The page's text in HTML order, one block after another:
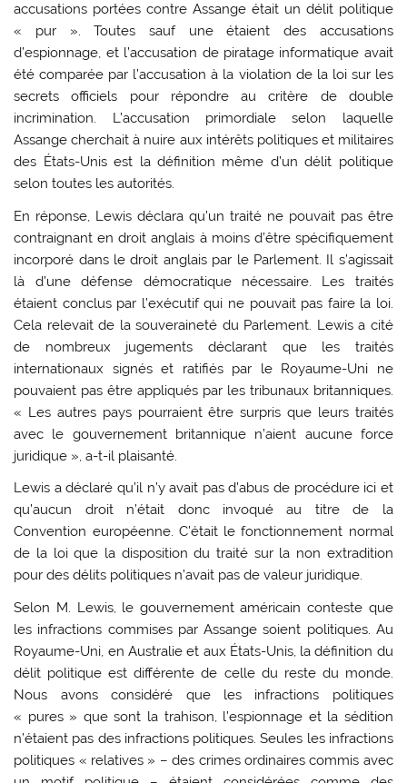
accusations portées contre Assange était un délit politique
« pur ». Toutes sauf une étaient des accusations
d’espionnage, et l’accusation de piratage informatique avait
été comparée par l’accusation à la violation de la loi sur les
secrets officiels pour répondre au critère de double
incrimination. L’accusation primordiale selon laquelle
Assange cherchait à nuire aux intérêts politiques et militaires
des États-Unis est la définition même d’un délit politique
selon toutes les autorités.
En réponse, Lewis déclara qu’un traité ne pouvait pas être
contraignant en droit anglais à moins d’être spécifiquement
incorporé dans le droit anglais par le Parlement. Il s’agissait
là d’une défense démocratique nécessaire. Les traités
étaient conclus par l’exécutif qui ne pouvait pas faire la loi.
Cela relevait de la souveraineté du Parlement. Lewis a cité
de nombreux jugements déclarant que les traités
internationaux signés et ratifiés par le Royaume-Uni ne
pouvaient pas être appliqués par les tribunaux britanniques.
« Les autres pays pourraient être surpris que leurs traités
avec le gouvernement britannique n’aient aucune force
juridique », a-t-il plaisanté.
Lewis a déclaré qu’il n’y avait pas d’abus de procédure ici et
qu’aucun droit n’était donc invoqué au titre de la
Convention européenne. C’était le fonctionnement normal
de la loi que la disposition du traité sur la non extradition
pour des délits politiques n’avait pas de valeur juridique.
Selon M. Lewis, le gouvernement américain conteste que
les infractions commises par Assange soient politiques. Au
Royaume-Uni, en Australie et aux États-Unis, la définition du
délit politique est différente de celle du reste du monde.
Nous avons considéré que les infractions politiques
« pures » que sont la trahison, l’espionnage et la sédition
n’étaient pas des infractions politiques. Seules les infractions
politiques « relatives » – des crimes ordinaires commis avec